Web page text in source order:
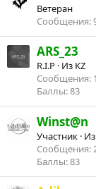
Ветеран
Сообщения
ARS_23
R.I.P · Из KZ
Сообщения
Баллы 83
Winst@n
Участник · Из
Сообщения
Баллы 83